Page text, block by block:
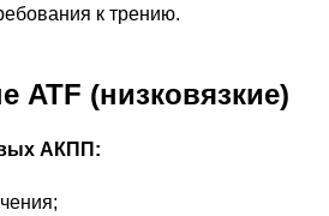
к трению.
ATF (низковязкие)
АКПП: